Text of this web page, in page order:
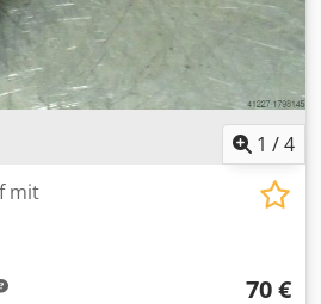
1 /4
mit
70 €